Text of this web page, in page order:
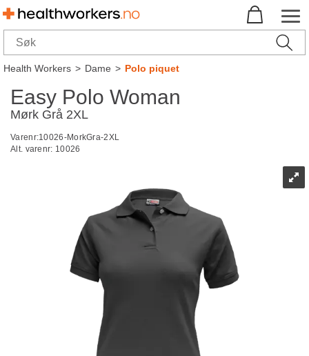
Health Workers>Dame>Polo piquet
Easy Polo Woman
Mørk Grå 2XL
Varenr:10026-MorkGra-2XL
Alt. varenr: 10026